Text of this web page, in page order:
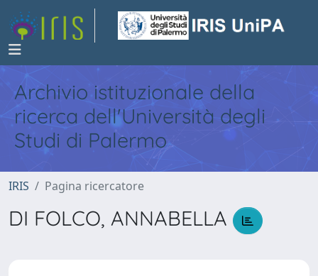
Archivio istituzionale della
ricerca dell'Università degli
Studi di Palermo
IRIS Pagina ricercatore
DI FOLCO, ANNABELLA